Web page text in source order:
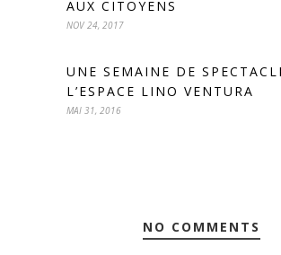
AUX CITOYENS
NOV 24, 2017
UNE SEMAINE DE
L’ESPACE LINO VENTURA
MAI 31, 2016
NO COMMENTS